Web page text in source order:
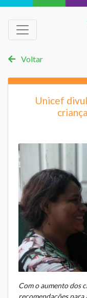
Voltar
Unicef
Com o aumento dos